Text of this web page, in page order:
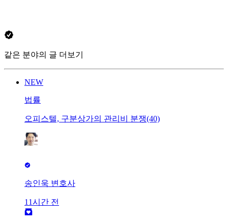
같은 분야의 글 더보기
NEW
법률
오피스텔, 구분상가의 관리비 분쟁(40)
송인욱 변호사
11시간 전